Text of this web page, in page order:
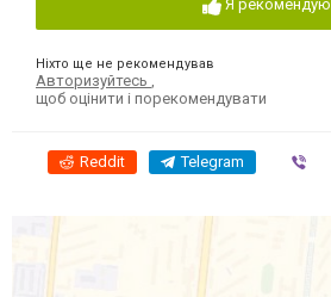
Я рекомендую
Ніхто ще не рекомендував
Авторизуйтесь
щоб оцінити і порекомендувати
Reddit Telegram